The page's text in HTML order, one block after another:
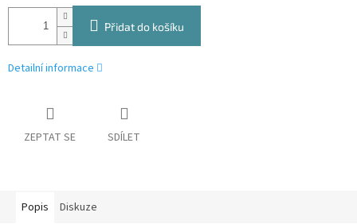
Přidat do košíku
Detailní informace
ZEPTAT SE SDÍLET
Popis Diskuze